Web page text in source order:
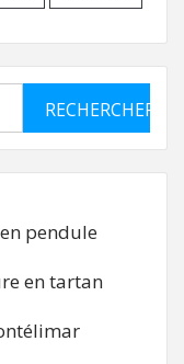
pendule
en tartan